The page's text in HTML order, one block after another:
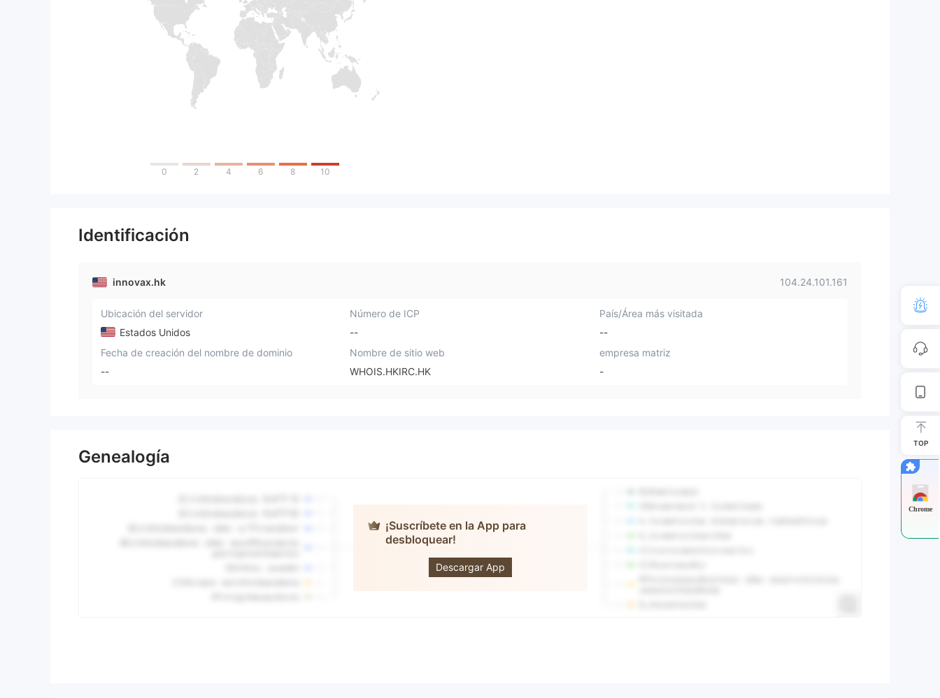
0 2 4 6 8 10
Identificación
innovax.hk 104.24.101.161
Ubicación del servidor
Estados Unidos
Número de ICP
--
País/Área más visitada
--
Fecha de creación del nombre de dominio
--
Nombre de sitio web
WHOIS.HKIRC.HK
empresa matriz
-
Genealogía
¡Suscríbete en la App para
desbloquear!
Descargar App
TOP
Chrome